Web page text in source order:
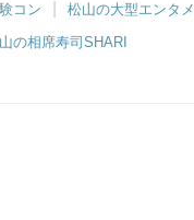
コン
松山の大型エンタメ
の相席寿司SHARI